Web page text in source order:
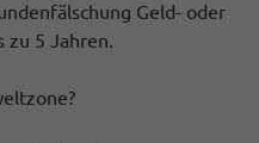
Geld- oder
zu 5 Jahren.